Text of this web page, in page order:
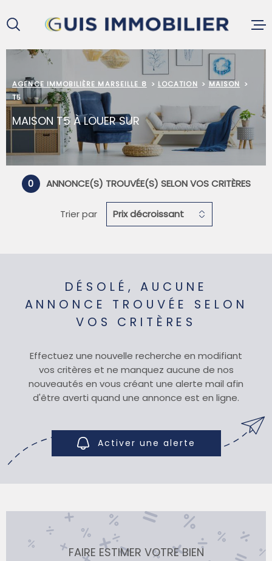
recherche
au
menu
principal
au
contenu
ACCUEIL
ACHETER
VENDRE
SYNDIC
CONTACT
AGENCE IMMOBILIÈRE MARSEILLE 8 LOCATION
MAISON
T5
MAISON T5 À LOUER SUR
0 ANNONCE(S) TROUVÉE(S) SELON VOS CRITÈRES
Trier par Prix décroissant
DÉSOLÉ, AUCUNE
ANNONCE TROUVÉE SELON
VOS CRITÈRES
Effectuez une nouvelle recherche en modifiant
vos critères et ne manquez aucune de nos
nouveautés en vous créant une alerte mail afin
d'être averti quand une annonce est en ligne.
Activer une alerte
FAIRE ESTIMER VOTRE BIEN